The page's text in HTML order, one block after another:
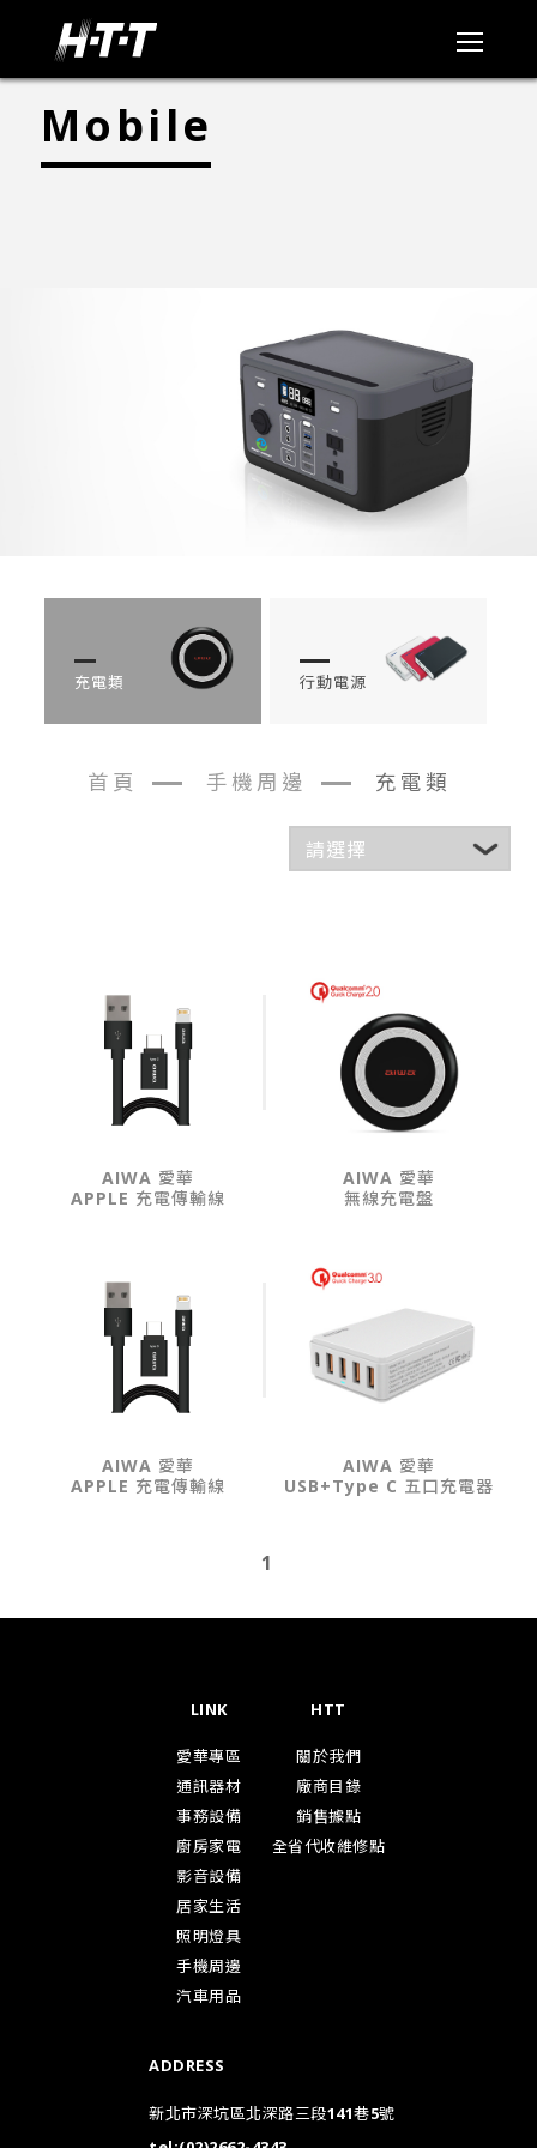
Mobile
充電類 行動電源
首頁 手機周邊 充電類
AIWA 愛華
APPLE 充電傳輸線
AIWA 愛華
無線充電盤
AIWA 愛華
APPLE 充電傳輸線
AIWA 愛華
USB+Type C 五口充電器
1
LINK
愛華專區
通訊器材
事務設備
廚房家電
影音設備
居家生活
照明燈具
手機周邊
汽車用品
HTT
關於我們
廠商目錄
銷售據點
全省代收維修點
ADDRESS
新北市深坑區北深路三段141巷5號